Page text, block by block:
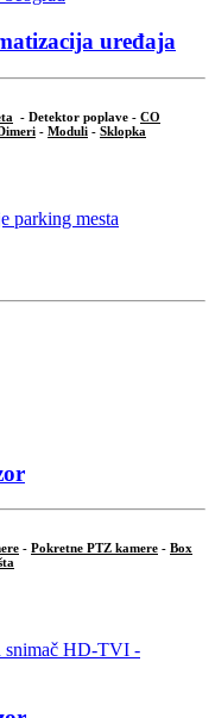
uređaja
- Detektor poplave - CO
- Moduli - Sklopka
- Pokretne PTZ kamere - Box